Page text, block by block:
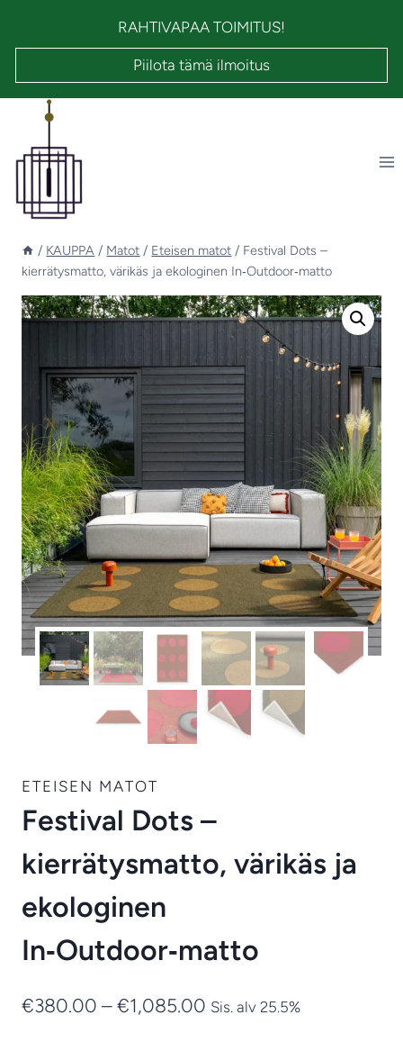
RAHTIVAPAA TOIMITUS!
Piilota tämä ilmoitus
/ KAUPPA / Matot / Eteisen matot / Festival Dots –
kierrätysmatto, värikäs ja ekologinen In‑Outdoor‑matto
ETEISEN MATOT
Festival Dots –
kierrätysmatto, värikäs ja
ekologinen
In‑Outdoor‑matto
€380.00 – €1,085.00 Hintaluokka:
Sis. alv 25.5%